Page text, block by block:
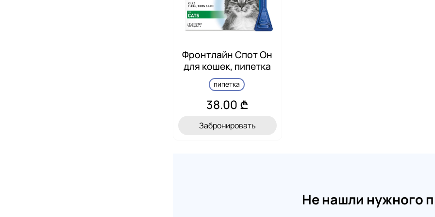
Фронтлайн Спот Он
для кошек, пипетка
пипетка
38.00 ₾
Забронировать
Не нашли нужного